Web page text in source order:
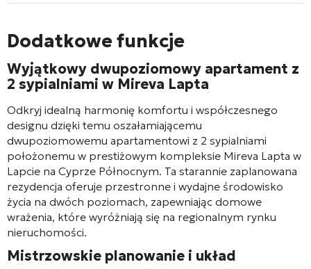
Dodatkowe funkcje
Wyjątkowy dwupoziomowy apartament z
2 sypialniami w Mireva Lapta
Odkryj idealną harmonię komfortu i współczesnego
designu dzięki temu oszałamiającemu
dwupoziomowemu apartamentowi z 2 sypialniami
położonemu w prestiżowym kompleksie Mireva Lapta w
Lapcie na Cyprze Północnym. Ta starannie zaplanowana
rezydencja oferuje przestronne i wydajne środowisko
życia na dwóch poziomach, zapewniając domowe
wrażenia, które wyróżniają się na regionalnym rynku
nieruchomości.
Mistrzowskie planowanie i układ